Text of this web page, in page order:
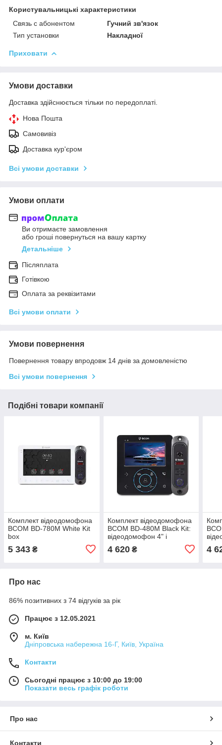
Користувальницькі характеристики
Связь с абонентом
Гучний зв'язок
Тип установки
Накладної
Приховати
Умови доставки
Доставка здійснюється тільки по передоплаті.
Нова Пошта
Самовивіз
Доставка кур'єром
Всі умови доставки
Умови оплати
Ви отримаєте замовлення
або гроші повернуться на вашу картку
Детальніше
Післяплата
Готівкою
Оплата за реквізитами
Всі умови оплати
Умови повернення
Повернення товару впродовж 14 днів за домовленістю
Всі умови повернення
Подібні товари компанії
Комплект відеодомофона
BCOM BD-780M White Kit
box
5 343 ₴
Комплект відеодомофона
BCOM BD-480M Black Kit:
відеодомофон 4" і
4 620₴ 4
Про нас
86% позитивних з 74 відгуків за рік
Працює з 12.05.2021
м. Київ
Дніпровська набережна 16-Г, Київ, Україна
Контакти
Сьогодні працює з 10:00 до 19:00
Показати весь графік роботи
Про нас
Контакти